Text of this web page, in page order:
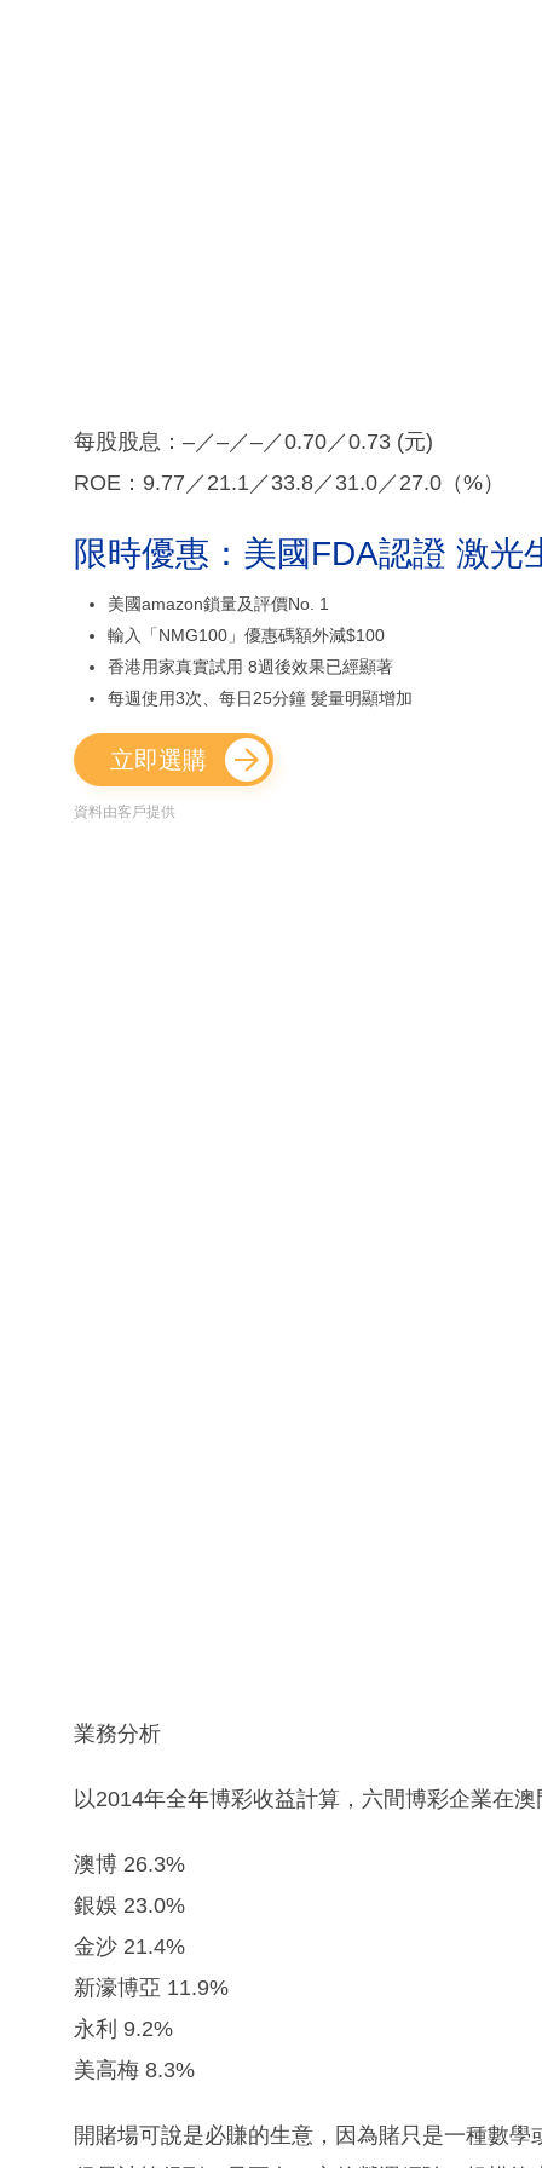
每股股息：–／–／–／0.70／0.73 (元)
ROE：9.77／21.1／33.8／31.0／27.0（%）
限時優惠：美國FDA認證 激光
美國amazon鎖量及評價No. 1
輸入「NMG100」優惠碼額外減$100
香港用家真實試用 8週後效果已經顯著
每週使用3次、每日25分鐘 髮量明顯增加
立即選購
資料由客戶提供
業務分析
以2014年全年博彩收益計算，六間博彩企業在
澳博 26.3%
銀娛 23.0%
金沙 21.4%
新濠博亞 11.9%
永利 9.2%
美高梅 8.3%
開賭場可說是必賺的生意，因為賭只是一種數